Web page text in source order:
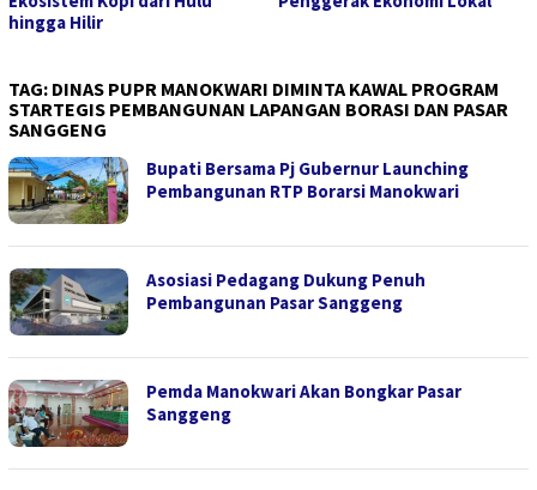
TAG: DINAS PUPR MANOKWARI DIMINTA KAWAL PROGRAM
STARTEGIS PEMBANGUNAN LAPANGAN BORASI DAN PASAR
SANGGENG
Bupati Bersama Pj Gubernur Launching
Pembangunan RTP Borarsi Manokwari
Asosiasi Pedagang Dukung Penuh
Pembangunan Pasar Sanggeng
Pemda Manokwari Akan Bongkar Pasar
Sanggeng